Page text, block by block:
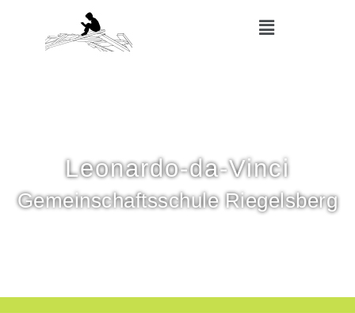
Leonardo-da-Vinci
Gemeinschaftsschule Riegelsberg